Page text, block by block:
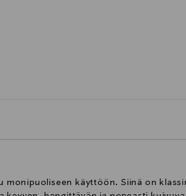
monipuoliseen käyttöön. Siinä on